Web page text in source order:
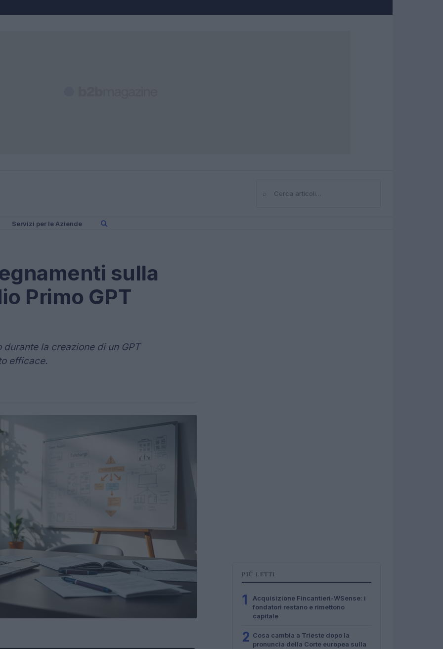
⌕Cerca
Servizi per le Aziende
sulla
Primo GPT
la creazione di un GPT
efficace.
PIÙ LETTI
1
Acquisizione Fincantieri-WSense: i
fondatori restano e rimettono
capitale
2 Cosa cambia a Trieste dopo la
pronuncia della Corte europea sulla